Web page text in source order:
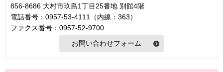
856-8686 大村市玖島1丁目25番地 別館4階
電話番号：0957-53-4111（内線：363）
ファクス番号：0957-52-9700